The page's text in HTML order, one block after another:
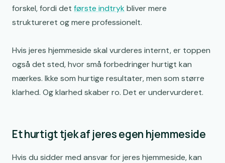
forskel, fordi det første indtrykbliver mere
struktureret og mere professionelt.
Hvis jeres hjemmeside skal vurderes internt, er toppen
også det sted, hvor små forbedringer hurtigt kan
mærkes. Ikke som hurtige resultater, men som større
klarhed. Og klarhed skaber ro. Det er undervurderet.
Et hurtigt tjek af jeres egen hjemmeside
Hvis du sidder med ansvar for jeres hjemmeside, kan